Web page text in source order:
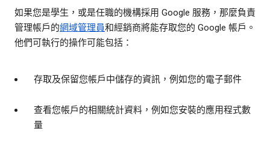
如果您是學生，或是任職的機構採用 Google 服務，那麼負責
管理帳戶的網域管理員和經銷商將能存取您的 Google 帳戶。
他們可執行的操作可能包括：
存取及保留您帳戶中儲存的資訊，例如您的電子郵件
查看您帳戶的相關統計資料，例如您安裝的應用程式數
量